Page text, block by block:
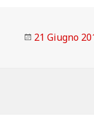
Scritto
21 Giugno